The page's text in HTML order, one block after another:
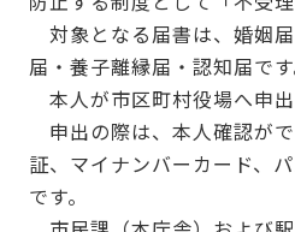
対象となる届書は、婚姻
届・養子離縁届・認知届です
本人が市区町村役場へ申出
申出の際は、本人確認が
証、マイナンバーカード、
です。